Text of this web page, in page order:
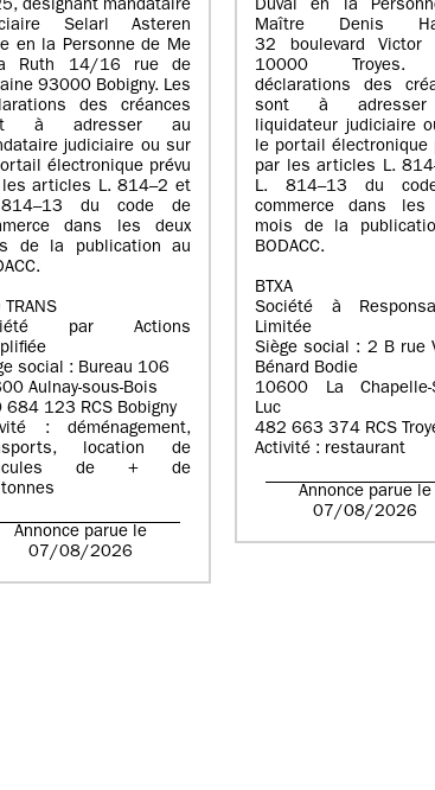
désignant mandataire
Selarl Asteren
en la Personne de Me
Ruth 14/16 rue de
93000 Bobigny. Les
des créances
à adresser au
judiciaire ou sur
électronique prévu
les articles L. 814–2 et
du code de
dans les deux
de la publication au
TRANS
par Actions
social : Bureau 106
Aulnay-sous-Bois
684 123 RCS Bobigny
: déménagement,
location de
de + de
Annonce parue le
07/08/2026
Duval en la
Maître Denis
32 boulevard Victor
10000 Troyes.
déclarations des
sont à
liquidateur judiciaire
le portail électronique
par les articles L.
L. 814–13 du
commerce dans les
mois de la
BODACC.
BTXA
Société à
Limitée
Siège social : 2 B rue
Bénard Bodie
10600 La Chapelle-
Luc
482 663 374 RCS
Activité : restaurant
Annonce parue le
07/08/2026